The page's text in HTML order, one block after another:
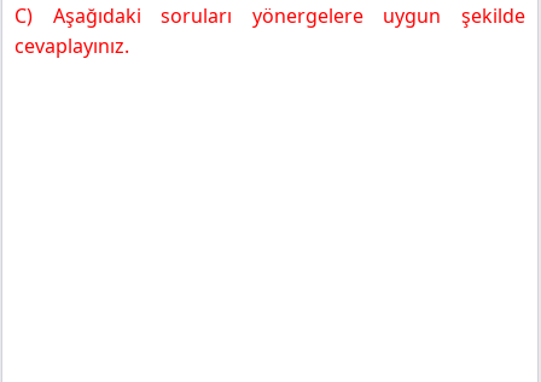
C) Aşağıdaki soruları yönergelere uygun şekilde
cevaplayınız.